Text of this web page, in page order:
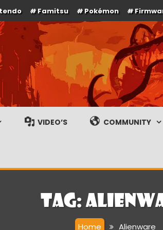
Famitsu Pokémon
gameplay streams
VIDEO’S COMMUNITY
Tag:
Home Alienware